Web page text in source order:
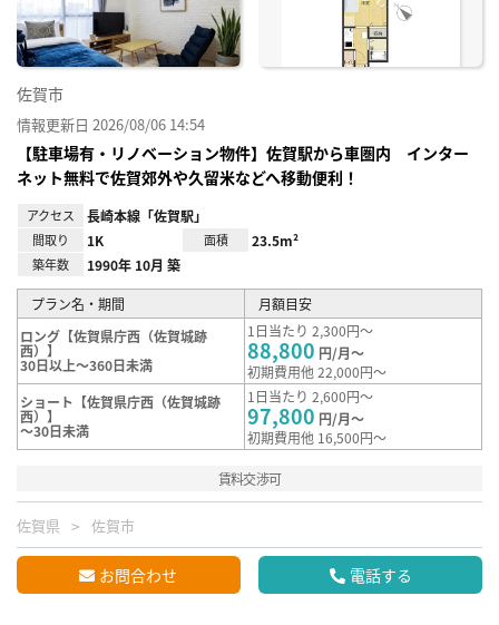
佐賀市
情報更新日 2026/08/06 14:54
【駐車場有・リノベーション物件】佐賀駅から車圏内 インター
ネット無料で佐賀郊外や久留米などへ移動便利！
アクセス 長崎本線「佐賀駅」
間取り 1K 面積 23.5m²
築年数 1990年 10月 築
プラン名・期間
月額目安
ロング【佐賀県庁西（佐賀城跡
西）】
30日以上～360日未満
1日当たり 2,300円～
88,800 円/月～
初期費用他 22,000円～
ショート【佐賀県庁西（佐賀城跡
西）】
～30日未満
1日当たり 2,600円～
97,800 円/月～
初期費用他 16,500円～
賃料交渉可
佐賀県 佐賀市
お問合わせ 電話する